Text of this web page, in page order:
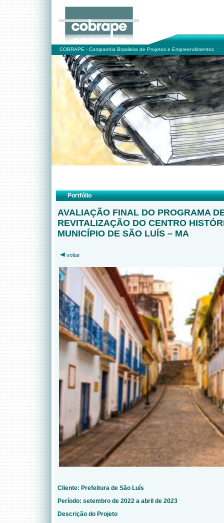
COBRAPE - Companhia Brasileira de Projetos e Empreendimentos
Portfólio
AVALIAÇÃO FINAL DO PROGRAMA
REVITALIZAÇÃO DO CENTRO
MUNICÍPIO DE SÃO LUÍS – MA
voltar
Cliente: Prefeitura de São Luís
Período: setembro de 2022 a abril de 2023
Descrição do Projeto